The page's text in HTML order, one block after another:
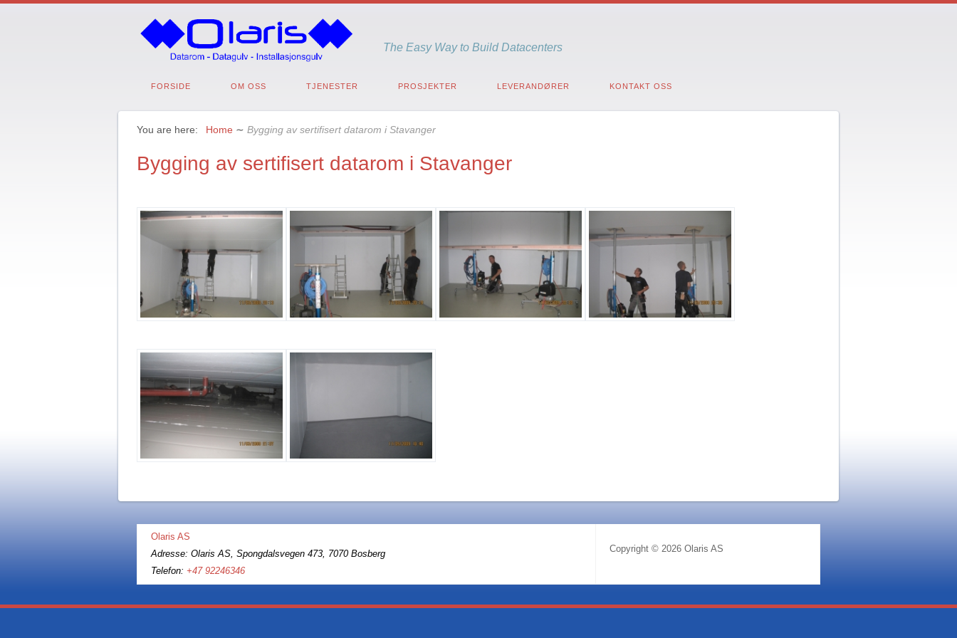
The Easy Way to Build Datacenters
FORSIDE OM OSS TJENESTER PROSJEKTER LEVERANDØRER KONTAKT OSS
You are here: Home ∼ Bygging av sertifisert datarom i Stavanger
Bygging av sertifisert datarom i Stavanger
Olaris AS
Adresse: Olaris AS, Spongdalsvegen 473, 7070 Bosberg
Telefon:+47 92246346
Copyright © 2026 Olaris AS